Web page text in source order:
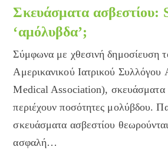
κύηση
Σκευάσματα ασβεστίου:
‘αμόλυβδα’;
Σύμφωνα με χθεσινή δημοσίευση
Αμερικανικού Ιατρικού
Medical Association), σκευάσματα
περιέχουν ποσότητες μολύβδου.
σκευάσματα ασβεστίου
ασφαλή…